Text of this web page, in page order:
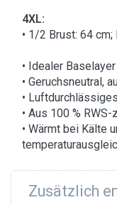
4XL:
• 1/2 Brust: 64
• Idealer
• Geruchsneutral,
•
• Aus 100 %
• Wärmt bei Kälte
Zusätzlich